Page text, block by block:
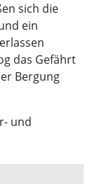
sich die
ein
das Gefährt
Bergung
und